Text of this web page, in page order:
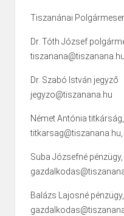
Tiszanánai
Dr. Tóth József
tiszanana@tiszanana.hu
Dr. Szabó István jegyző
jegyzo@tiszanana.hu
Német Antónia
Suba Józsefné
Balázs Lajosné